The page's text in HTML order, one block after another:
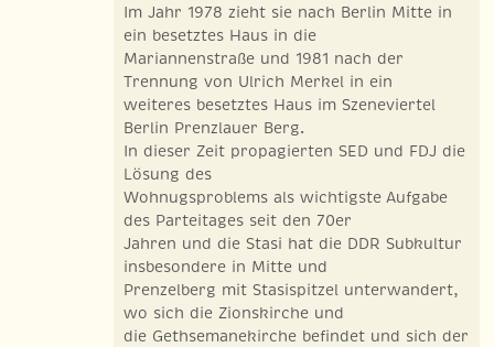
Im Jahr 1978 zieht sie nach Berlin Mitte in
ein besetztes Haus in die
Mariannenstraße und 1981 nach der
Trennung von Ulrich Merkel in ein
weiteres besetztes Haus im Szeneviertel
Berlin Prenzlauer Berg.
In dieser Zeit propagierten SED und FDJ die
Lösung des
Wohnugsproblems als wichtigste Aufgabe
des Parteitages seit den 70er
Jahren und die Stasi hat die DDR Subkultur
insbesondere in Mitte und
Prenzelberg mit Stasispitzel unterwandert,
wo sich die Zionskirche und
die Gethsemanekirche befindet und sich der